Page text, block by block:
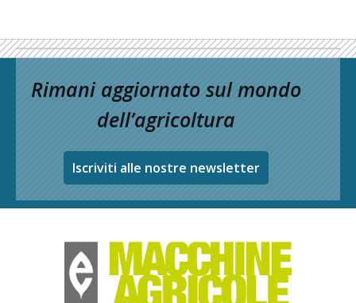
Rimani aggiornato sul mondo
dell’agricoltura
Iscriviti alle nostre newsletter